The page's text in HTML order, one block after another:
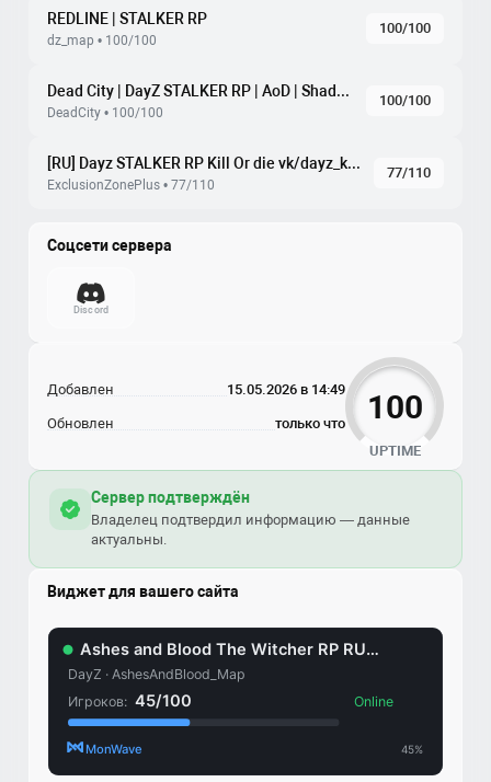
REDLINE | STALKER RP
dz_map • 100/100
100/100
Dead City | DayZ STALKER RP | AoD | Shadow of Chernobyl
DeadCity • 100/100
100/100
[RU] Dayz STALKER RP Kill Or die vk/dayz_kod NO WHITELIST
ExclusionZonePlus • 77/110
77/110
Соцсети сервера
Discord
Добавлен 15.05.2026 в 14:49
Обновлен только что 100
UPTIME
Сервер подтверждён
Владелец подтвердил информацию — данные
актуальны.
Виджет для вашего сайта